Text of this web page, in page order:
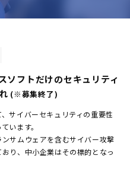
ソフトだけのセキュリティ
(※募集終了)
サイバーセキュリティの重要性
います。
サムウェアを含むサイバー攻撃
り、中小企業はその標的となっ